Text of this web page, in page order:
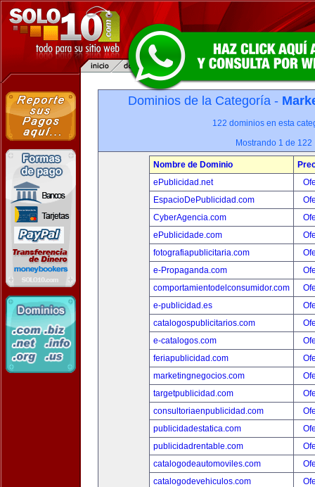
Dominios de la Categoría -
122 dominios en esta
Mostrando 1 de 122
Nombre de Dominio
ePublicidad.net
EspacioDePublicidad.com
CyberAgencia.com
ePublicidade.com
fotografiapublicitaria.com
e-Propaganda.com
comportamientodelconsumidor.com
e-publicidad.es
catalogospublicitarios.com
e-catalogos.com
feriapublicidad.com
marketingnegocios.com
targetpublicidad.com
consultoriaenpublicidad.com
publicidadestatica.com
publicidadrentable.com
catalogodeautomoviles.com
catalogodevehiculos.com